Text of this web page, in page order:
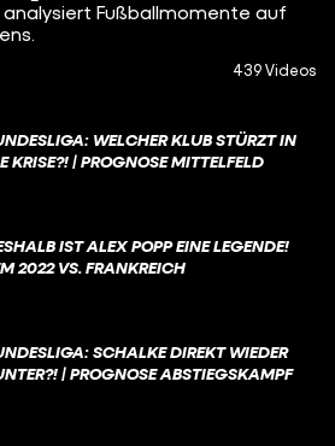
Fußballmomente auf
439 Videos
WELCHER KLUB STÜRZT IN
KRISE?! | PROGNOSE MITTELFELD
IST ALEX POPP EINE LEGENDE!
2022 VS. FRANKREICH
SCHALKE DIREKT WIEDER
| PROGNOSE ABSTIEGSKAMPF